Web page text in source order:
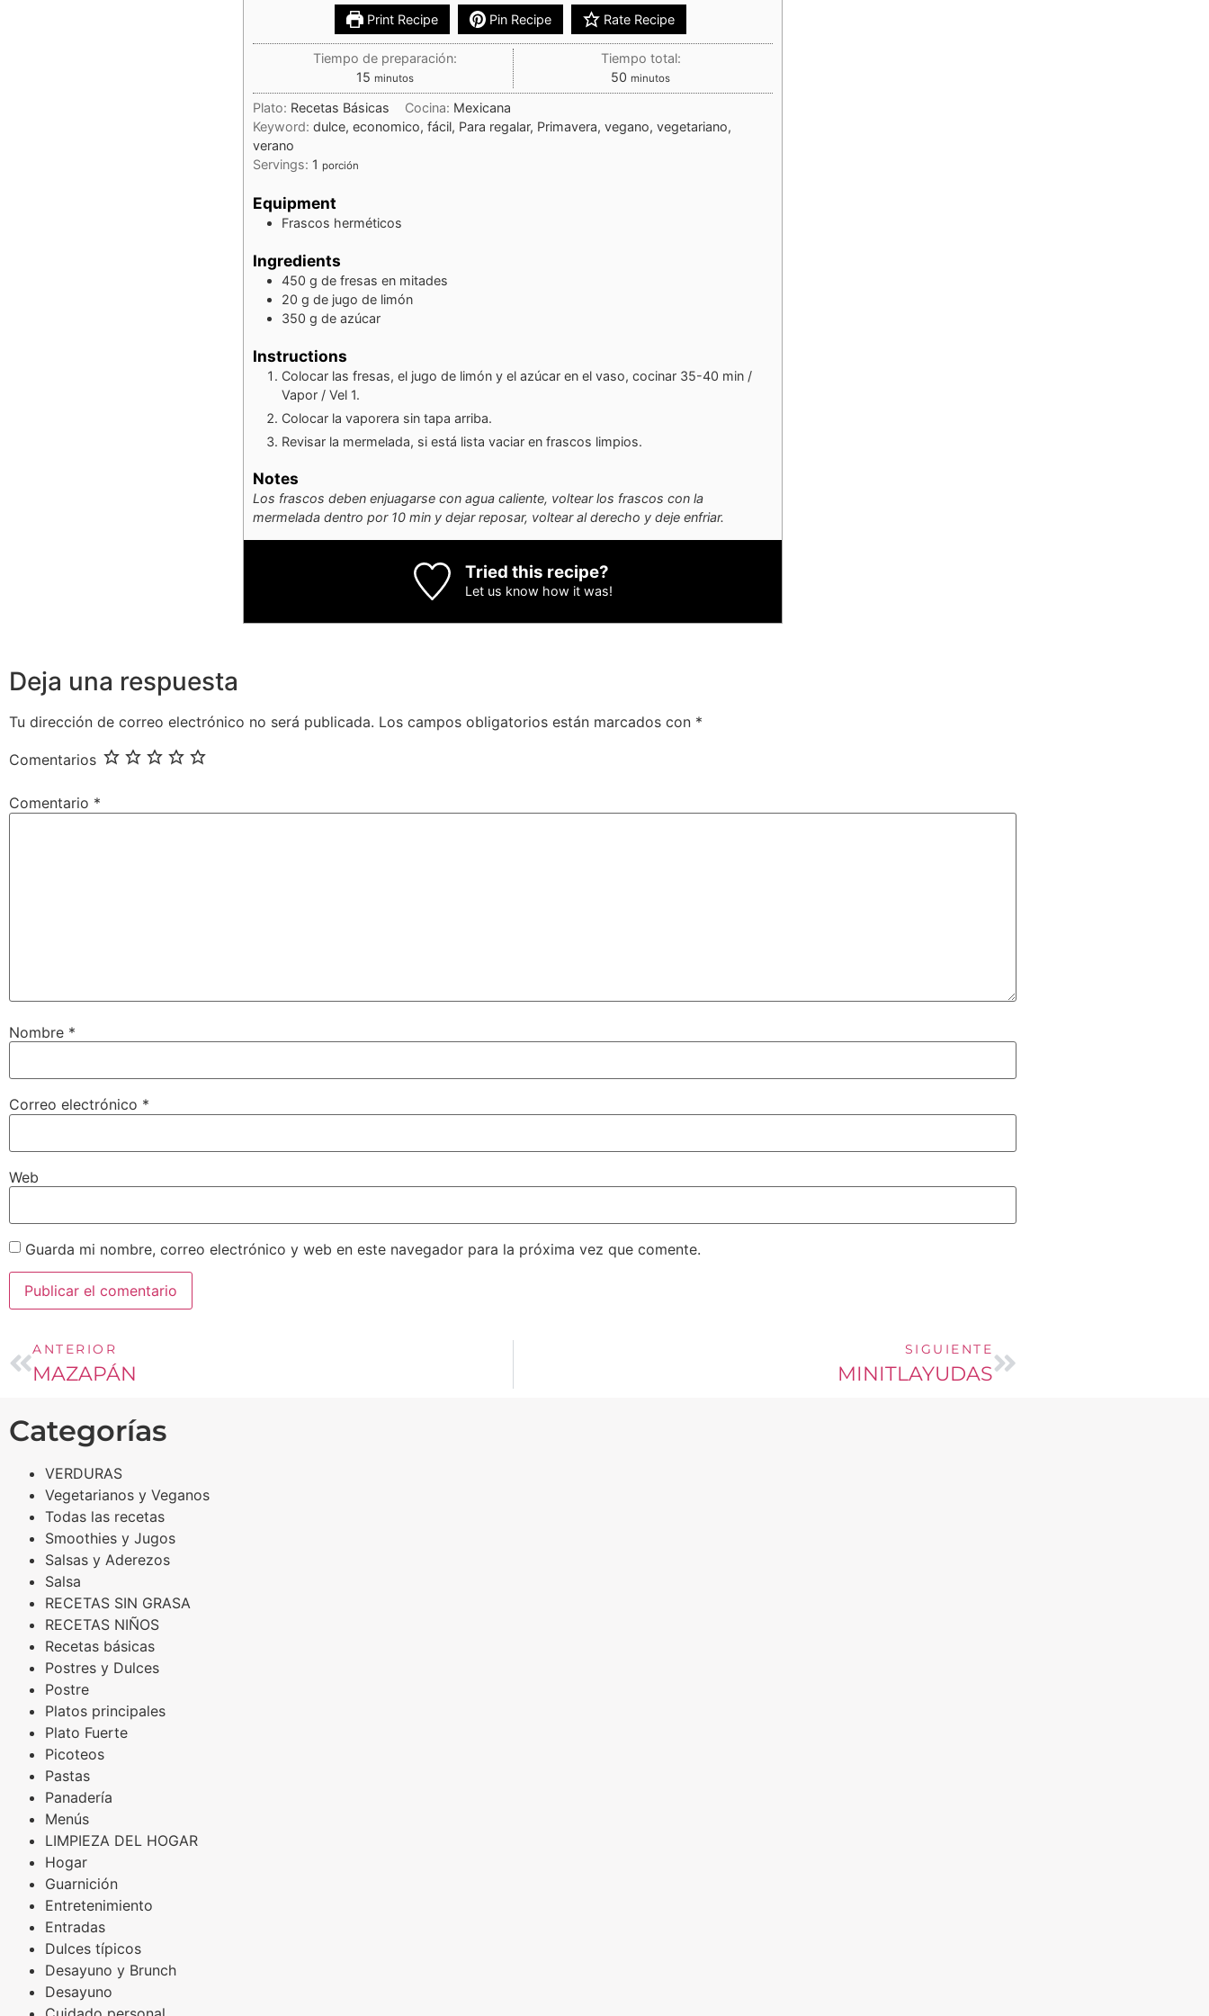
Print Recipe Pin Recipe Rate Recipe
Tiempo de preparación:
15 minutos
Tiempo total:
50 minutos
Plato: Recetas Básicas Cocina: Mexicana
Keyword: dulce, economico, fácil, Para regalar, Primavera, vegano, vegetariano,
verano
Servings: 1 porción
Equipment
Frascos herméticos
Ingredients
450 g de fresas en mitades
20 g de jugo de limón
350 g de azúcar
Instructions
Colocar las fresas, el jugo de limón y el azúcar en el vaso, cocinar 35-40 min /
Vapor / Vel 1.
Colocar la vaporera sin tapa arriba.
Revisar la mermelada, si está lista vaciar en frascos limpios.
Notes
Los frascos deben enjuagarse con agua caliente, voltear los frascos con la
mermelada dentro por 10 min y dejar reposar, voltear al derecho y deje enfriar.
Tried this recipe?
Let us know how it was!
Deja una respuesta
Tu dirección de correo electrónico no será publicada. Los campos obligatorios están marcados con *
Comentarios
Comentario *
Nombre *
Correo electrónico *
Web
Guarda mi nombre, correo electrónico y web en este navegador para la próxima vez que comente.
ANTERIOR
MAZAPÁN
SIGUIENTE
MINITLAYUDAS
Categorías
VERDURAS
Vegetarianos y Veganos
Todas las recetas
Smoothies y Jugos
Salsas y Aderezos
Salsa
RECETAS SIN GRASA
RECETAS NIÑOS
Recetas básicas
Postres y Dulces
Postre
Platos principales
Plato Fuerte
Picoteos
Pastas
Panadería
Menús
LIMPIEZA DEL HOGAR
Hogar
Guarnición
Entretenimiento
Entradas
Dulces típicos
Desayuno y Brunch
Desayuno